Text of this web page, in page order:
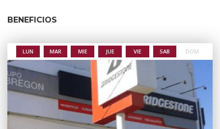
BENEFICIOS
LUN MAR MIE JUE VIE SAB DOM